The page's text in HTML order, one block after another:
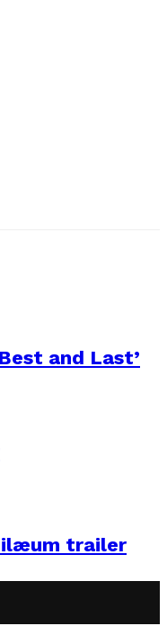
and Last’
trailer